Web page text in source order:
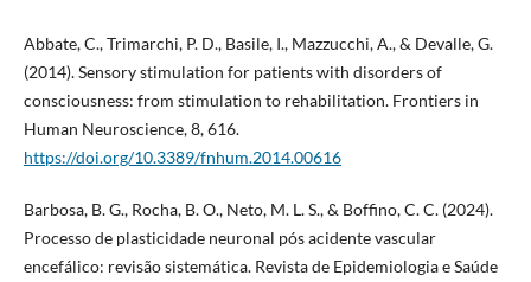
Abbate, C., Trimarchi, P. D., Basile, I., Mazzucchi, A., & Devalle, G.
(2014). Sensory stimulation for patients with disorders of
consciousness: from stimulation to rehabilitation. Frontiers in
Human Neuroscience, 8, 616.
https://doi.org/10.3389/fnhum.2014.00616
Barbosa, B. G., Rocha, B. O., Neto, M. L. S., & Boffino, C. C. (2024).
Processo de plasticidade neuronal pós acidente vascular
encefálico: revisão sistemática. Revista de Epidemiologia e Saúde